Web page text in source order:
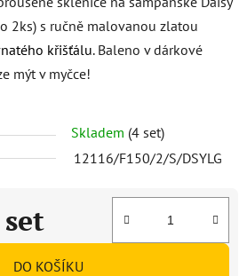
2ks) s ručně malovanou zlatou
křišťálu. Baleno v dárkové
mýt v myčce!
Skladem (4 set)
12116/F150/2/S/DSYLG
DO KOŠÍKU